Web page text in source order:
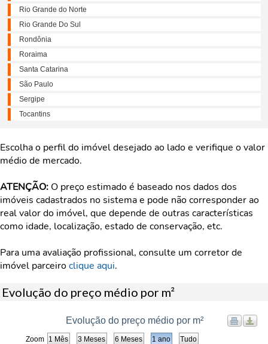
Rio Grande do Norte
Rio Grande Do Sul
Rondônia
Roraima
Santa Catarina
São Paulo
Sergipe
Tocantins
Escolha o perfil do imóvel desejado ao lado e verifique o valor
médio de mercado.
ATENÇÃO: O preço estimado é baseado nos dados dos
imóveis cadastrados no sistema e pode não corresponder ao
real valor do imóvel, que depende de outras características
como idade, localização, estado de conservação, etc.
Para uma avaliação profissional, consulte um corretor de
imóvel parceiroclique aqui.
Evolução do preço médio por m²
Zoom
Evolução do preço médio por m²
1 Mês 3 Meses 6 Meses 1 ano Tudo